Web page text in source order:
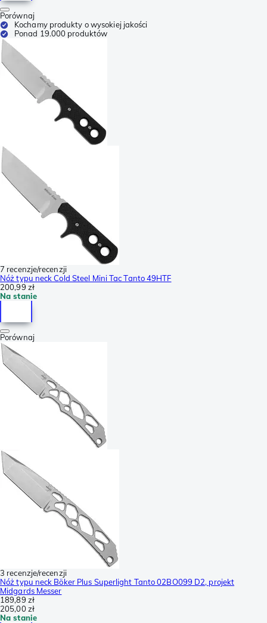
Porównaj
Kochamy produkty o wysokiej jakości
Ponad 19.000 produktów
7 recenzje/recenzji
Nóż typu neck Cold Steel Mini Tac Tanto 49HTF
200,99 zł
Na stanie
Porównaj
3 recenzje/recenzji
Nóż typu neck Böker Plus Superlight Tanto 02BO099 D2, projekt
Midgards Messer
189,89 zł
205,00 zł
Na stanie